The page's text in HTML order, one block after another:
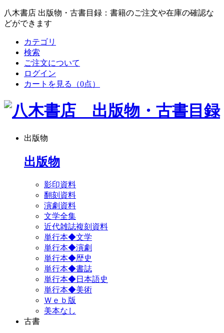
八木書店 出版物・古書目録：書籍のご注文や在庫の確認な
どができます
カテゴリ
検索
ご注文について
ログイン
カートを見る
（0点）
出版物
出版物
影印資料
翻刻資料
演劇資料
文学全集
近代雑誌複刻資料
単行本◆文学
単行本◆演劇
単行本◆歴史
単行本◆書誌
単行本◆日本語史
単行本◆美術
Ｗｅｂ版
美本なし
古書